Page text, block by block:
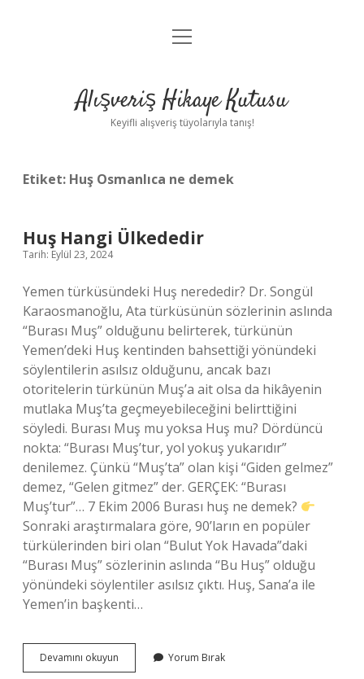
Anasayfa
Yasal Uyarı
menüyü
Alışveriş Hikaye Kutusu
Keyifli alışveriş tüyolarıyla tanış!
Etiket: Huş Osmanlıca ne demek
Huş Hangi Ülkededir
Tarih: Eylül 23, 2024
Yemen türküsündeki Huş nerededir? Dr. Songül
Karaosmanoğlu, Ata türküsünün sözlerinin aslında
“Burası Muş” olduğunu belirterek, türkünün
Yemen’deki Huş kentinden bahsettiği yönündeki
söylentilerin asılsız olduğunu, ancak bazı
otoritelerin türkünün Muş’a ait olsa da hikâyenin
mutlaka Muş’ta geçmeyebileceğini belirttiğini
söyledi. Burası Muş mu yoksa Huş mu? Dördüncü
nokta: “Burası Muş’tur, yol yokuş yukarıdır”
denilemez. Çünkü “Muş’ta” olan kişi “Giden gelmez”
demez, “Gelen gitmez” der. GERÇEK: “Burası
Muş’tur”… 7 Ekim 2006 Burası huş ne demek?
Sonraki araştırmalara göre, 90’ların en popüler
türkülerinden biri olan “Bulut Yok Havada”daki
“Burası Muş” sözlerinin aslında “Bu Huş” olduğu
yönündeki söylentiler asılsız çıktı. Huş, Sana’a ile
Yemen’in başkenti…
Devamını okuyun
Hangi
Yorum Bırak